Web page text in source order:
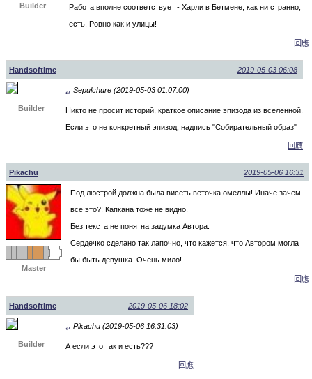
Builder
Работа вполне соответствует - Харли в Бетмене, как ни странно,
есть. Ровно как и улицы!
回應
Handsoftime 2019-05-03 06:08
Builder
↵ Sepulchure (2019-05-03 01:07:00)
Никто не просит историй, краткое описание эпизода из вселенной.
Если это не конкретный эпизод, надпись "Собирательный образ"
回應
Pikachu 2019-05-06 16:31
Master
Под люстрой должна была висеть веточка омеллы! Иначе зачем
всё это?! Капкана тоже не видно.
Без текста не понятна задумка Автора.
Сердечко сделано так лапочно, что кажется, что Автором могла
бы быть девушка. Очень мило!
回應
Handsoftime 2019-05-06 18:02
Builder
↵ Pikachu (2019-05-06 16:31:03)
А если это так и есть???
回應